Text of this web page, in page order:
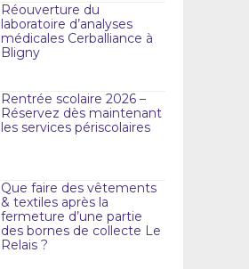
Réouverture du
laboratoire d’analyses
médicales Cerballiance à
Bligny
Rentrée scolaire 2026 –
Réservez dès maintenant
les services périscolaires
Que faire des vêtements
& textiles après la
fermeture d’une partie
des bornes de collecte Le
Relais ?